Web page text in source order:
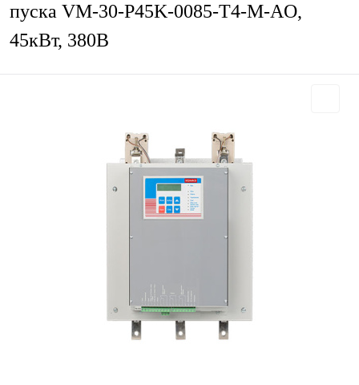
пуска VM-30-P45K-0085-T4-M-AO,
45кВт, 380В